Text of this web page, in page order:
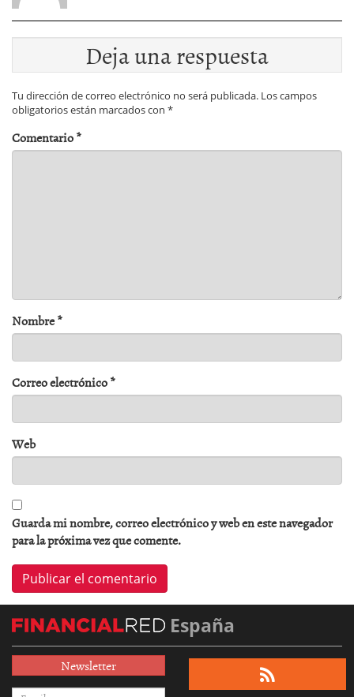
Deja una respuesta
Tu dirección de correo electrónico no será publicada. Los campos
obligatorios están marcados con *
Comentario*
Nombre*
Correo electrónico*
Web
Guarda mi nombre, correo electrónico y web en este navegador
para la próxima vez que comente.
España
Newsletter